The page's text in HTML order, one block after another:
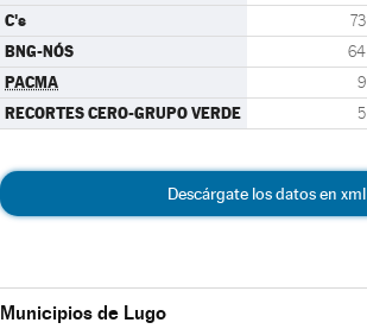
C's 73
BNG-NÓS 64
PACMA 9
RECORTES CERO-GRUPO VERDE 5
Descárgate los datos en xml
Municipios de Lugo